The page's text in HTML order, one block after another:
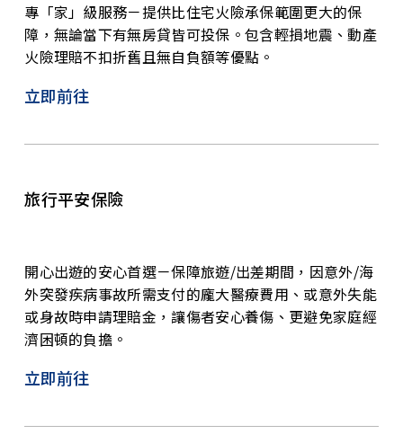
專「家」級服務－提供比住宅火險承保範圍更大的保
障，無論當下有無房貸皆可投保。包含輕損地震、動產
火險理賠不扣折舊且無自負額等優點。
立即前往
旅行平安保險
開心出遊的安心首選－保障旅遊/出差期間，因意外/海
外突發疾病事故所需支付的龐大醫療費用、或意外失能
或身故時申請理賠金，讓傷者安心養傷、更避免家庭經
濟困頓的負擔。
立即前往